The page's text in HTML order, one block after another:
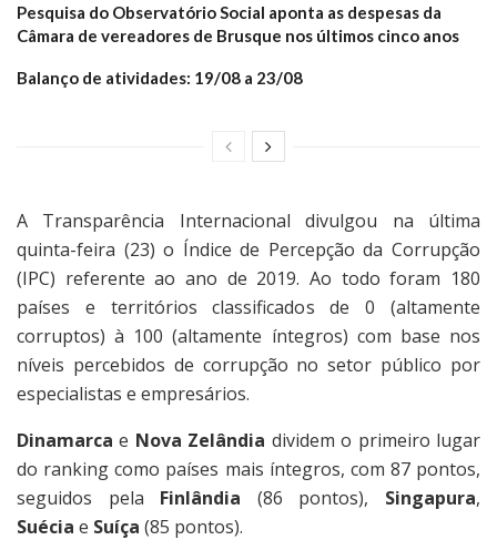
Pesquisa do Observatório Social aponta as despesas da
Câmara de vereadores de Brusque nos últimos cinco anos
Balanço de atividades: 19/08 a 23/08
A Transparência Internacional divulgou na última
quinta-feira (23) o Índice de Percepção da Corrupção
(IPC) referente ao ano de 2019. Ao todo foram 180
países e territórios classificados de 0 (altamente
corruptos) à 100 (altamente íntegros) com base nos
níveis percebidos de corrupção no setor público por
especialistas e empresários.
Dinamarcae Nova Zelândia dividem o primeiro lugar
do ranking como países mais íntegros, com 87 pontos,
seguidos pela Finlândia (86 pontos), Singapura,
Suécia e Suíça (85 pontos).